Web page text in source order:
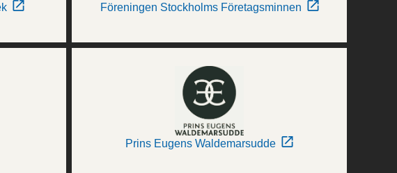
Föreningen Stockholms Företagsminnen
Prins Eugens Waldemarsudde